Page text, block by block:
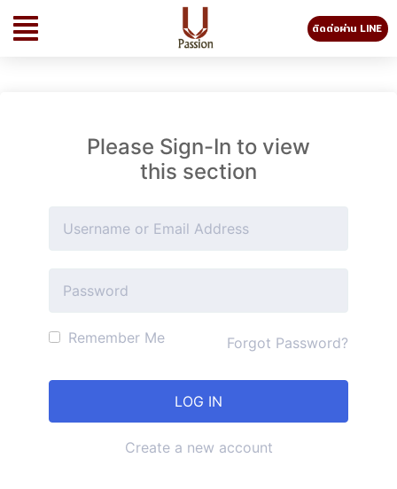
ติดต่อผ่าน LINE
Please Sign-In to view
this section
Remember Me Forgot Password?
Create a new account